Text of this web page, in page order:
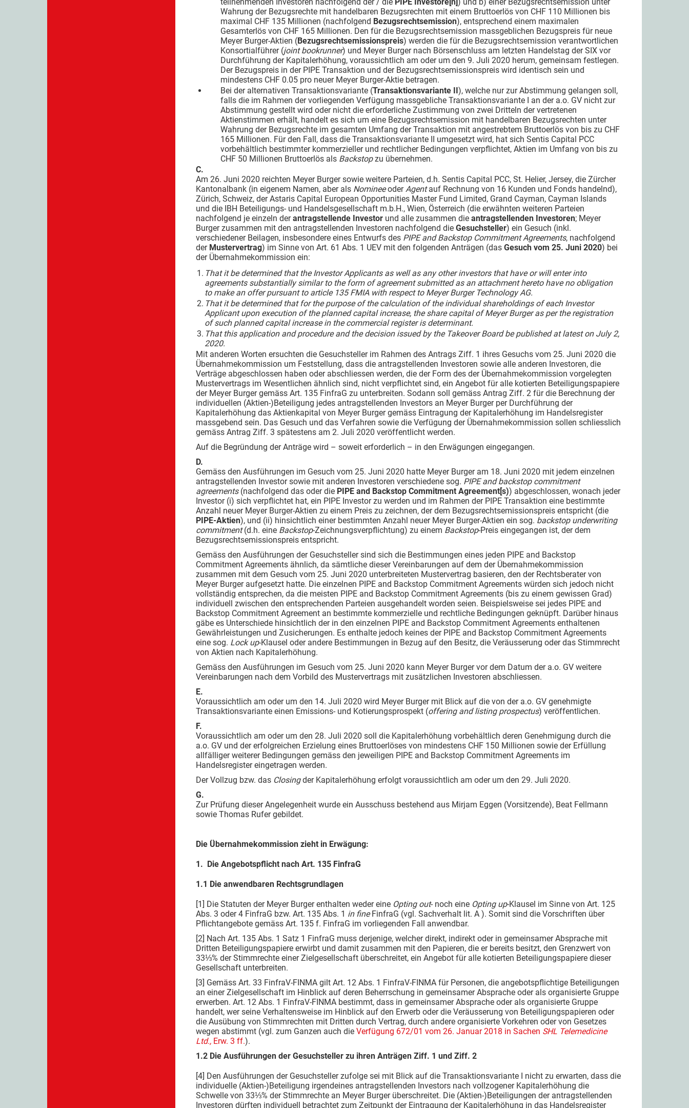
Wahrung der Bezugsrechte mit handelbaren Bezugsrechten mit einem Bruttoerlös von CHF 110 Millionen bis
maximal CHF 135 Millionen (nachfolgend Bezugsrechtsemission), entsprechend einem maximalen
Gesamterlös von CHF 165 Millionen. Den für die Bezugsrechtsemission massgeblichen Bezugspreis für neue
Meyer Burger-Aktien (Bezugsrechtsemissionspreis) werden die für die Bezugsrechtsemission verantwortlichen
Konsortialführer (joint bookrunner) und Meyer Burger nach Börsenschluss am letzten Handelstag der SIX vor
Durchführung der Kapitalerhöhung, voraussichtlich am oder um den 9. Juli 2020 herum, gemeinsam festlegen.
Der Bezugspreis in der PIPE Transaktion und der Bezugsrechtsemissionspreis wird identisch sein und
mindestens CHF 0.05 pro neuer Meyer Burger-Aktie betragen.
Bei der alternativen Transaktionsvariante (Transaktionsvariante II), welche nur zur Abstimmung gelangen soll,
falls die im Rahmen der vorliegenden Verfügung massgebliche Transaktionsvariante I an der a.o. GV nicht zur
Abstimmung gestellt wird oder nicht die erforderliche Zustimmung von zwei Dritteln der vertretenen
Aktienstimmen erhält, handelt es sich um eine Bezugsrechtsemission mit handelbaren Bezugsrechten unter
Wahrung der Bezugsrechte im gesamten Umfang der Transaktion mit angestrebtem Bruttoerlös von bis zu CHF
165 Millionen. Für den Fall, dass die Transaktionsvariante II umgesetzt wird, hat sich Sentis Capital PCC
vorbehältlich bestimmter kommerzieller und rechtlicher Bedingungen verpflichtet, Aktien im Umfang von bis zu
CHF 50 Millionen Bruttoerlös als Backstopzu übernehmen.
C.
Am 26. Juni 2020 reichten Meyer Burger sowie weitere Parteien, d.h. Sentis Capital PCC, St. Helier, Jersey, die Zürcher
Kantonalbank (in eigenem Namen, aber als NomineeoderAgentauf Rechnung von 16 Kunden und Fonds handelnd),
Zürich, Schweiz, der Astaris Capital European Opportunities Master Fund Limited, Grand Cayman, Cayman Islands
und die IBH Beteiligungs- und Handelsgesellschaft m.b.H., Wien, Österreich (die erwähnten weiteren Parteien
nachfolgend je einzeln derantragstellende Investor und alle zusammen die antragstellenden Investoren; Meyer
Burger zusammen mit den antragstellenden Investoren nachfolgend die Gesuchsteller) ein Gesuch (inkl.
verschiedener Beilagen, insbesondere eines Entwurfs des PIPE and Backstop Commitment Agreements, nachfolgend
der Mustervertrag) im Sinne von Art. 61 Abs. 1 UEV mit den folgenden Anträgen (das Gesuch vom 25. Juni 2020) bei
der Übernahmekommission ein:
1. That it be determined that the Investor Applicants as well as any other investors that have or will enter into
agreements substantially similar to the form of agreement submitted as an attachment hereto have no obligation
to make an offer pursuant to article 135 FMIA with respect to Meyer Burger Technology AG.
2. That it be determined that for the purpose of the calculation of the individual shareholdings of each Investor
Applicant upon execution of the planned capital increase, the share capital of Meyer Burger as per the registration
of such planned capital increase in the commercial register is determinant.
3. That this application and procedure and the decision issued by the Takeover Board be published at latest on July 2,
2020.
Mit anderen Worten ersuchten die Gesuchsteller im Rahmen des Antrags Ziff. 1 ihres Gesuchs vom 25. Juni 2020 die
Übernahmekommission um Feststellung, dass die antragstellenden Investoren sowie alle anderen Investoren, die
Verträge abgeschlossen haben oder abschliessen werden, die der Form des der Übernahmekommission vorgelegten
Mustervertrags im Wesentlichen ähnlich sind, nicht verpflichtet sind, ein Angebot für alle kotierten Beteiligungspapiere
der Meyer Burger gemäss Art. 135 FinfraG zu unterbreiten. Sodann soll gemäss Antrag Ziff. 2 für die Berechnung der
individuellen (Aktien-)Beteiligung jedes antragstellenden Investors an Meyer Burger per Durchführung der
Kapitalerhöhung das Aktienkapital von Meyer Burger gemäss Eintragung der Kapitalerhöhung im Handelsregister
massgebend sein. Das Gesuch und das Verfahren sowie die Verfügung der Übernahmekommission sollen schliesslich
gemäss Antrag Ziff. 3 spätestens am 2. Juli 2020 veröffentlicht werden.
Auf die Begründung der Anträge wird – soweit erforderlich – in den Erwägungen eingegangen.
D.
Gemäss den Ausführungen im Gesuch vom 25. Juni 2020 hatte Meyer Burger am 18. Juni 2020 mit jedem einzelnen
antragstellenden Investor sowie mit anderen Investoren verschiedene sog. PIPE and backstop commitment
agreements(nachfolgend das oder die PIPE and Backstop Commitment Agreement[s)) abgeschlossen, wonach jeder
Investor (i) sich verpflichtet hat, ein PIPE Investor zu werden und im Rahmen der PIPE Transaktion eine bestimmte
Anzahl neuer Meyer Burger-Aktien zu einem Preis zu zeichnen, der dem Bezugsrechtsemissionspreis entspricht (die
PIPE-Aktien), und (ii) hinsichtlich einer bestimmten Anzahl neuer Meyer Burger-Aktien ein sog. backstop underwriting
commitment(d.h. eine Backstop-Zeichnungsverpflichtung) zu einem Backstop-Preis eingegangen ist, der dem
Bezugsrechtsemissionspreis entspricht.
Gemäss den Ausführungen der Gesuchsteller sind sich die Bestimmungen eines jeden PIPE and Backstop
Commitment Agreements ähnlich, da sämtliche dieser Vereinbarungen auf dem der Übernahmekommission
zusammen mit dem Gesuch vom 25. Juni 2020 unterbreiteten Mustervertrag basieren, den der Rechtsberater von
Meyer Burger aufgesetzt hatte. Die einzelnen PIPE and Backstop Commitment Agreements würden sich jedoch nicht
vollständig entsprechen, da die meisten PIPE and Backstop Commitment Agreements (bis zu einem gewissen Grad)
individuell zwischen den entsprechenden Parteien ausgehandelt worden seien. Beispielsweise sei jedes PIPE and
Backstop Commitment Agreement an bestimmte kommerzielle und rechtliche Bedingungen geknüpft. Darüber hinaus
gäbe es Unterschiede hinsichtlich der in den einzelnen PIPE and Backstop Commitment Agreements enthaltenen
Gewährleistungen und Zusicherungen. Es enthalte jedoch keines der PIPE and Backstop Commitment Agreements
eine sog. Lock up-Klausel oder andere Bestimmungen in Bezug auf den Besitz, die Veräusserung oder das Stimmrecht
von Aktien nach Kapitalerhöhung.
Gemäss den Ausführungen im Gesuch vom 25. Juni 2020 kann Meyer Burger vor dem Datum der a.o. GV weitere
Vereinbarungen nach dem Vorbild des Mustervertrags mit zusätzlichen Investoren abschliessen.
E.
Voraussichtlich am oder um den 14. Juli 2020 wird Meyer Burger mit Blick auf die von der a.o. GV genehmigte
Transaktionsvariante einen Emissions- und Kotierungsprospekt (offering and listing prospectus) veröffentlichen.
F.
Voraussichtlich am oder um den 28. Juli 2020 soll die Kapitalerhöhung vorbehältlich deren Genehmigung durch die
a.o. GV und der erfolgreichen Erzielung eines Bruttoerlöses von mindestens CHF 150 Millionen sowie der Erfüllung
allfälliger weiterer Bedingungen gemäss den jeweiligen PIPE and Backstop Commitment Agreements im
Handelsregister eingetragen werden.
Der Vollzug bzw. das Closingder Kapitalerhöhung erfolgt voraussichtlich am oder um den 29. Juli 2020.
G.
Zur Prüfung dieser Angelegenheit wurde ein Ausschuss bestehend aus Mirjam Eggen (Vorsitzende), Beat Fellmann
sowie Thomas Rufer gebildet.
Die Übernahmekommission zieht in Erwägung:
1. Die Angebotspflicht nach Art. 135 FinfraG
1.1 Die anwendbaren Rechtsgrundlagen
[1] Die Statuten der Meyer Burger enthalten weder eine Opting out- noch eine Opting up-Klausel im Sinne von Art. 125
Abs. 3 oder 4 FinfraG bzw. Art. 135 Abs. 1 in fineFinfraG (vgl. Sachverhalt lit. A ). Somit sind die Vorschriften über
Pflichtangebote gemäss Art. 135 f. FinfraG im vorliegenden Fall anwendbar.
[2] Nach Art. 135 Abs. 1 Satz 1 FinfraG muss derjenige, welcher direkt, indirekt oder in gemeinsamer Absprache mit
Dritten Beteiligungspapiere erwirbt und damit zusammen mit den Papieren, die er bereits besitzt, den Grenzwert von
33⅓% der Stimmrechte einer Zielgesellschaft überschreitet, ein Angebot für alle kotierten Beteiligungspapiere dieser
Gesellschaft unterbreiten.
[3] Gemäss Art. 33 FinfraV-FINMA gilt Art. 12 Abs. 1 FinfraV-FINMA für Personen, die angebotspflichtige Beteiligungen
an einer Zielgesellschaft im Hinblick auf deren Beherrschung in gemeinsamer Absprache oder als organisierte Gruppe
erwerben. Art. 12 Abs. 1 FinfraV-FINMA bestimmt, dass in gemeinsamer Absprache oder als organisierte Gruppe
handelt, wer seine Verhaltensweise im Hinblick auf den Erwerb oder die Veräusserung von Beteiligungspapieren oder
die Ausübung von Stimmrechten mit Dritten durch Vertrag, durch andere organisierte Vorkehren oder von Gesetzes
wegen abstimmt (vgl. zum Ganzen auch die Verfügung 672/01 vom 26. Januar 2018 in Sachen SHL Telemedicine
Ltd., Erw. 3 ff.).
1.2 Die Ausführungen der Gesuchsteller zu ihren Anträgen Ziff. 1 und Ziff. 2
[4] Den Ausführungen der Gesuchsteller zufolge sei mit Blick auf die Transaktionsvariante I nicht zu erwarten, dass die
individuelle (Aktien-)Beteiligung irgendeines antragstellenden Investors nach vollzogener Kapitalerhöhung die
Schwelle von 33⅓% der Stimmrechte an Meyer Burger überschreitet. Die (Aktien-)Beteiligungen der antragstellenden
Investoren dürften individuell betrachtet zum Zeitpunkt der Eintragung der Kapitalerhöhung in das Handelsregister